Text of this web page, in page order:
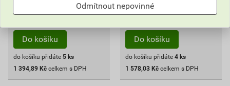
bal.
Do košíku
do košíku přidáte 5 ks
1 394,89 Kč celkem s DPH
bal.
Do košíku
do košíku přidáte 4 ks
1 578,03 Kč celkem s DPH
Odmítnout nepovinné